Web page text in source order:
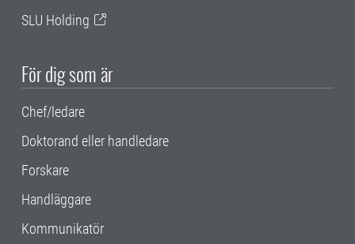
SLU Holding
För dig som är
Chef/ledare
Doktorand eller handledare
Forskare
Handläggare
Kommunikatör